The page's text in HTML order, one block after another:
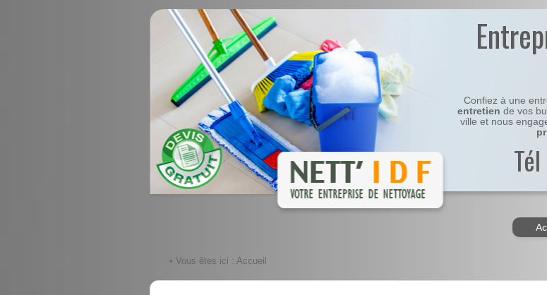
Confiez à une
entretien de vos
ville et nous
• Vous êtes ici : Accueil